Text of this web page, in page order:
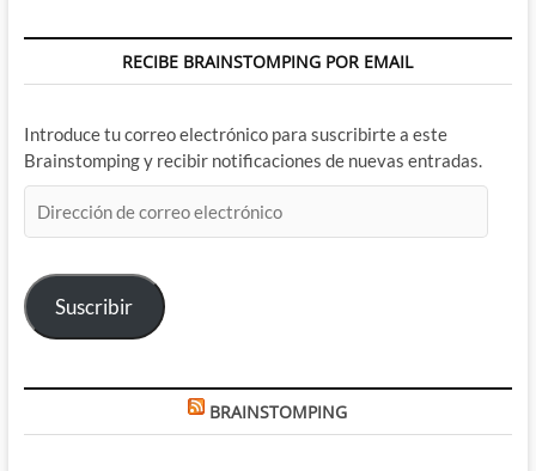
RECIBE BRAINSTOMPING POR EMAIL
Introduce tu correo electrónico para suscribirte a este
Brainstomping y recibir notificaciones de nuevas entradas.
de
electrónico
Suscribir
BRAINSTOMPING